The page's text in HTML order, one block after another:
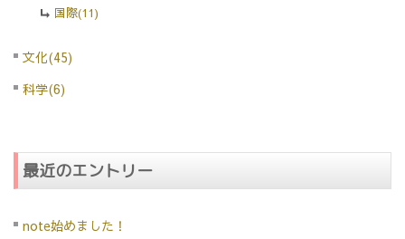
国際(11)
文化(45)
科学(6)
最近のエントリー
note始めました！